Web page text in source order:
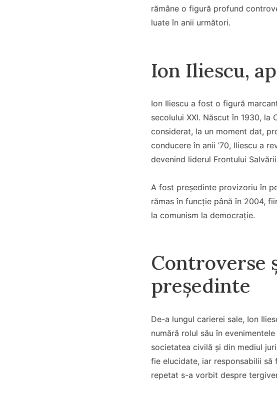
rămâne o figură profund
luate în anii următori.
Ion Iliescu,
Ion Iliescu a fost o figură
secolului XXI. Născut în 1930,
considerat, la un moment dat,
conducere în anii ’70, Iliescu a
devenind liderul Frontului
A fost președinte provizoriu în
rămas în funcție până în 2004,
la comunism la democrație.
Controverse
președinte
De-a lungul carierei sale, Ion
numără rolul său în
societatea civilă și din mediul
fie elucidate, iar responsabilii să
repetat s-a vorbit despre